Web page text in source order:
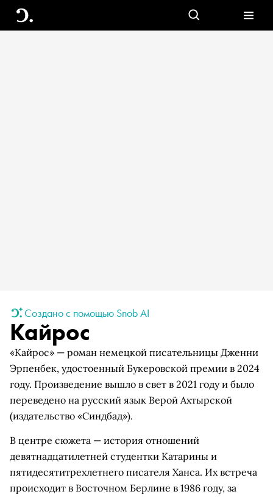
Создано с помощью Snob AI
Кайрос
«Кайрос» — роман немецкой писательницы Дженни
Эрпенбек, удостоенный Букеровской премии в 2024
году. Произведение вышло в свет в 2021 году и было
переведено на русский язык Верой Ахтырской
(издательство «Синдбад»).
В центре сюжета — история отношений
девятнадцатилетней студентки Катарины и
пятидесятитрехлетнего писателя Ханса. Их встреча
происходит в Восточном Берлине в 1986 году, за